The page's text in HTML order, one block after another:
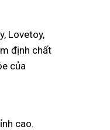
Lovetoy,
định chất
của
cao.